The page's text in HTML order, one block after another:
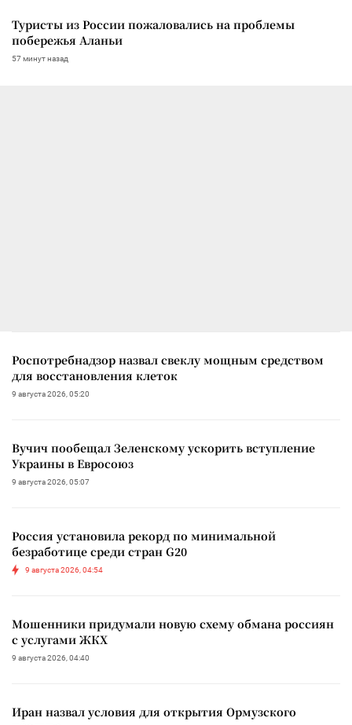
Туристы из России пожаловались на проблемы
побережья Аланьи
57 минут назад
Роспотребнадзор назвал свеклу мощным средством
для восстановления клеток
9 августа 2026, 05:20
Вучич пообещал Зеленскому ускорить вступление
Украины в Евросоюз
9 августа 2026, 05:07
Россия установила рекорд по минимальной
безработице среди стран G20
9 августа 2026, 04:54
Мошенники придумали новую схему обмана россиян
с услугами ЖКХ
9 августа 2026, 04:40
Иран назвал условия для открытия Ормузского